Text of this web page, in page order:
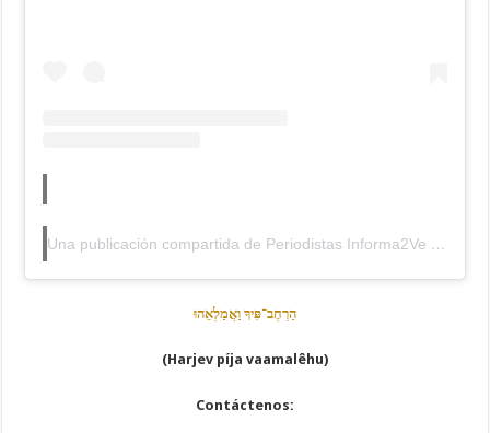
Una publicación compartida de Periodistas Informa2Ve (Alterna) (@periodistasinforma2ve)
הַרְחֶב־פִּיךָוַאֲמַלְאֵהוּ
(Harjev píja vaamalêhu)
Contáctenos: